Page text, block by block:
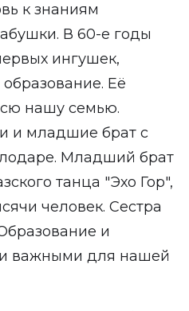
к знаниям
В 60-е годы
ингушек,
Её
нашу семью.
и младшие брат с
Младший брат
танца "Эхо Гор",
человек. Сестра
и
важными для нашей